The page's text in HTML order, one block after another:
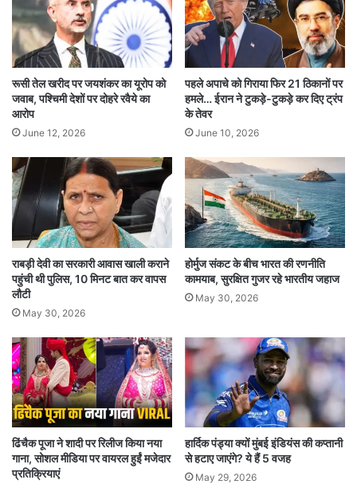
प्रधानमंत्री के असम पहुंचने पर राज्यपाल लक्ष्मण प्रसाद
आचार्य और मुख्यमंत्री हिमंत विश्व शर्मा ने उनका स्वागत
किया। इस दौरे में प्रधानमंत्री 5,500 करोड़ रुपये से
ज्यादा की विकास परियोजनाओं की भी शुरुआत करेंगे।
इमरजेंसी लैंडिंग सुविधा का महत्व रणनीतिक रूप से काफी
बड़ा है। भविष्य में किसी भी आपात स्थिति या युद्ध जैसी
परिस्थिति में लड़ाकू और ट्रांसपोर्ट विमान हाईवे को
वैकल्पिक रनवे के रूप में इस्तेमाल कर सकेंगे। यह
परियोजना केंद्र सरकार, सड़क परिवहन मंत्रालय और
भारतीय वायुसेना के संयुक्त प्रयास से पूरी की गई है।
इस कदम को पूर्वोत्तर भारत में सुरक्षा मजबूती और तेज होती
सैन्य तैयारियों के बड़े संदेश के रूप में देखा जा रहा है।
First Emergency Landing Facility in Assam
PM MODI
रूसी तेल खरीद पर जयशंकर का यूरोप को
जवाब, पश्चिमी देशों पर दोहरे रवैये का
आरोप
June 12, 2026
पहले अपाचे को गिराया फिर 21 ठिकानों पर
हमले… ईरान ने टुकड़े-टुकड़े कर दिए ट्रंप
के तेवर
June 10, 2026
राबड़ी देवी का सरकारी आवास खाली कराने
पहुंची थी पुलिस, 10 मिनट बात कर वापस
लौटी
May 30, 2026
होर्मुज संकट के बीच भारत की रणनीति
कामयाब, सुरक्षित गुजर रहे भारतीय जहाज
May 30, 2026
ढिंचैक पूजा ने शादी पर रिलीज किया नया
गाना, सोशल मीडिया पर वायरल हुईं मजेदार
प्रतिक्रियाएं
हार्दिक पंड्या क्यों मुंबई इंडियंस की कप्तानी
से हटाए जाएंगे? ये हैं 5 वजह
May 29, 2026